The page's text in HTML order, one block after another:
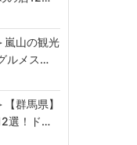
嵐山の観光
ルメス…
群馬県】
選！ド…